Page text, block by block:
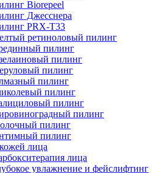
Biorepeel
Джесснера
PRX-T33
ретиноловый пилинг
пилинг
пилинг
пилинг
пилинг
пилинг
пилинг
пилинг
пилинг
пилинг
лица
лица
увлажнение и фейслифтинг